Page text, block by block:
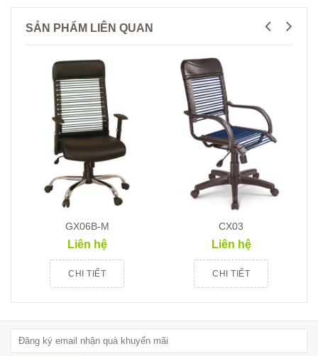
SẢN PHẨM LIÊN QUAN
GX06B-M
Liên hệ
CHI TIẾT
CX03
Liên hệ
CHI TIẾT